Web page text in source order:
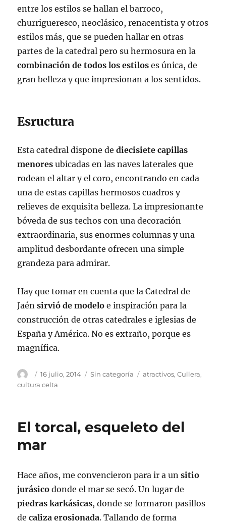
entre los estilos se hallan el barroco,
churrigueresco, neoclásico, renacentista y otros
estilos más, que se pueden hallar en otras
partes de la catedral pero su hermosura en la
combinación de todos los estilos es única, de
gran belleza y que impresionan a los sentidos.
Esructura
Esta catedral dispone dediecisiete capillas
menores ubicadas en las naves laterales que
rodean el altar y el coro, encontrando en cada
una de estas capillas hermosos cuadros y
relieves de exquisita belleza. La impresionante
bóveda de sus techos con una decoración
extraordinaria, sus enormes columnas y una
amplitud desbordante ofrecen una simple
grandeza para admirar.
Hay que tomar en cuenta que la Catedral de
Jaénsirvió de modelo e inspiración para la
construcción de otras catedrales e iglesias de
España y América. No es extraño, porque es
magnífica.
Autor
Publicado
el
16 julio, 2014 Categorías
Sin categoría Etiquetas
atractivos,Cullera,
cultura celta
El torcal, esqueleto del
mar
Hace años, me convencieron para ir a unsitio
jurásico donde el mar se secó. Un lugar de
piedras karkásicas, donde se formaron pasillos
decaliza erosionada. Tallando de forma